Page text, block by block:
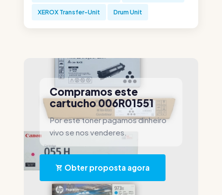
XEROX Transfer-Unit Drum Unit
Compramos este
cartucho 006R01551
Por este toner pagamos dinheiro
vivo se nos venderes.
Obter proposta agora